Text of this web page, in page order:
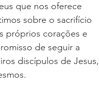
que nos oferece
sobre o sacrifício
próprios corações e
de seguir a
discípulos de Jesus,